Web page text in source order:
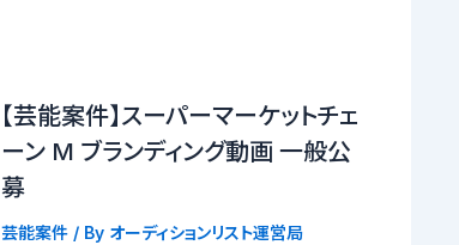
【芸能案件】スーパーマーケットチェ
ーン M ブランディング動画 一般公
募
芸能案件/ By オーディションリスト運営局